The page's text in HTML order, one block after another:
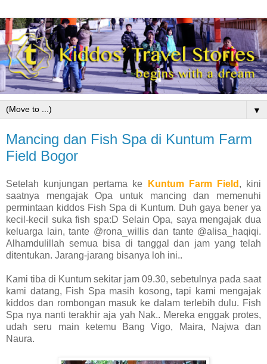
▼
Mancing dan Fish Spa di Kuntum Farm
Field Bogor
Setelah kunjungan pertama ke Kuntum Farm Field , kini
saatnya mengajak Opa untuk mancing dan memenuhi
permintaan kiddos Fish Spa di Kuntum. Duh gaya bener ya
kecil-kecil suka fish spa:D Selain Opa, saya mengajak dua
keluarga lain, tante @rona_willis dan tante @alisa_haqiqi.
Alhamdulillah semua bisa di tanggal dan jam yang telah
ditentukan. Jarang-jarang bisanya loh ini..
Kami tiba di Kuntum sekitar jam 09.30, sebetulnya pada saat
kami datang, Fish Spa masih kosong, tapi kami mengajak
kiddos dan rombongan masuk ke dalam terlebih dulu. Fish
Spa nya nanti terakhir aja yah Nak.. Mereka enggak protes,
udah seru main ketemu Bang Vigo, Maira, Najwa dan
Naura.